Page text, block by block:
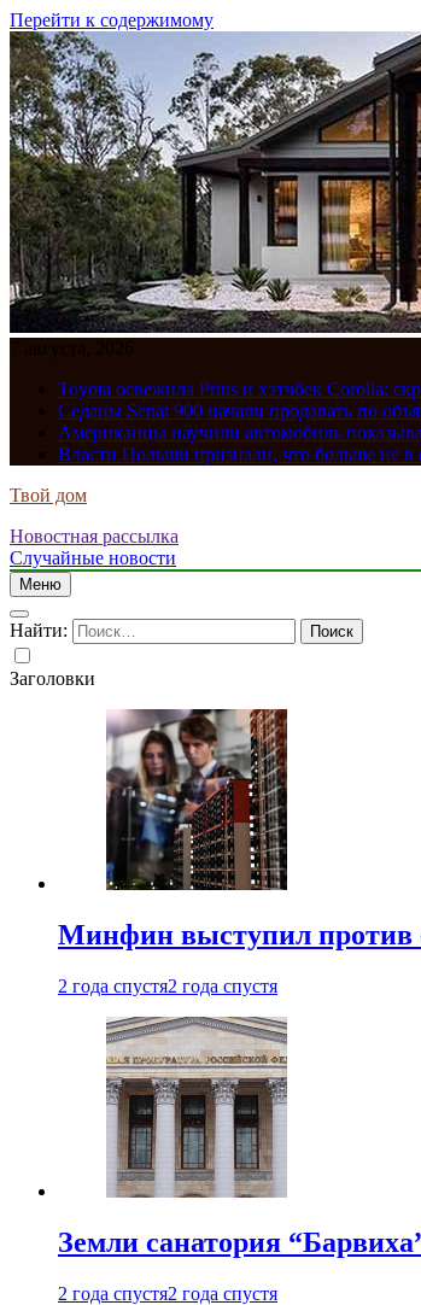
Перейти к содержимому
7 августа, 2026
Toyota освежила Prius и хэтчбек Corolla:
Седаны Senat 900 начали продавать по
Американцы научили автомобиль
Власти Польши признали, что больше не в
Твой дом
Новостная рассылка
Случайные новости
Меню
Найти:
Заголовки
Минфин выступил против
2 года спустя2 года спустя
Земли санатория
2 года спустя2 года спустя